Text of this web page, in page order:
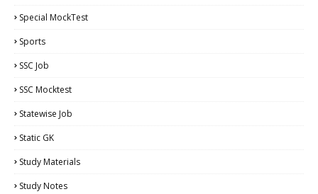
Special MockTest
Sports
SSC Job
SSC Mocktest
Statewise Job
Static GK
Study Materials
Study Notes